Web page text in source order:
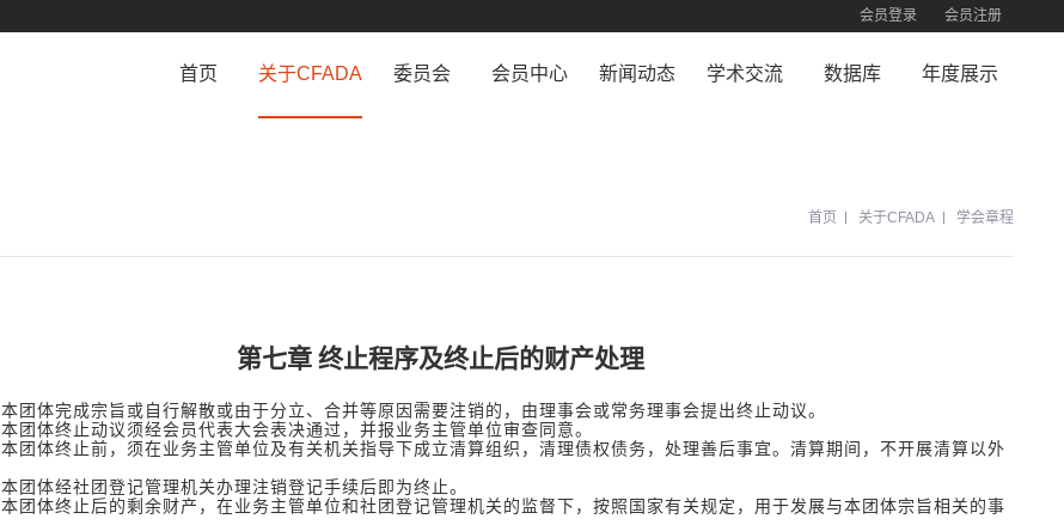
会员登录 会员注册
首页 关于CFADA 委员会 会员中心 新闻动态 学术交流 数据库 年度展示
终身成就荣誉
首页 关于CFADA 学会章程
第七章 终止程序及终止后的财产处理
本团体完成宗旨或自行解散或由于分立、合并等原因需要注销的，由理事会或常务理事会提出终止动议。
本团体终止动议须经会员代表大会表决通过，并报业务主管单位审查同意。
本团体终止前，须在业务主管单位及有关机关指导下成立清算组织，清理债权债务，处理善后事宜。清算期间，不开展清算以外
本团体经社团登记管理机关办理注销登记手续后即为终止。
本团体终止后的剩余财产，在业务主管单位和社团登记管理机关的监督下，按照国家有关规定，用于发展与本团体宗旨相关的事